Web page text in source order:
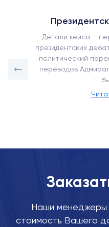
Детали кейса –
президентских
политический
переводов
Наши менеджеры
стоимость Вашего